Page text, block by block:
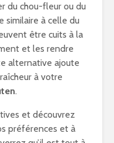
du chou-fleur ou du
similaire à celle du
être cuits à la
et les rendre
alternative ajoute
à votre
.
et découvrez
préférences et à